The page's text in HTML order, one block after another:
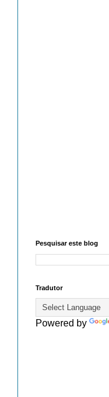
Pesquisar este blog
Tradutor
Powered by